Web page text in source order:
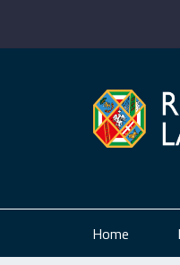
Home